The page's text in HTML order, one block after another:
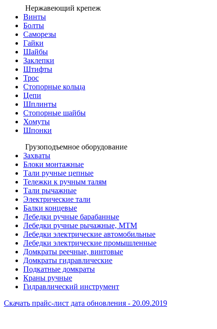
Нержавеющий крепеж
Винты
Болты
Саморезы
Гайки
Шайбы
Заклепки
Штифты
Трос
Стопорные кольца
Цепи
Шплинты
Стопорные шайбы
Хомуты
Шпонки
Грузоподъемное оборудование
Захваты
Блоки монтажные
Тали ручные цепные
Тележки к ручным талям
Тали рычажные
Электрические тали
Балки концевые
Лебедки ручные барабанные
Лебедки ручные рычажные, МТМ
Лебедки электрические автомобильные
Лебедки электрические промышленные
Домкраты реечные, винтовые
Домкраты гидравлические
Подкатные домкраты
Краны ручные
Гидравлический инструмент
Скачать прайс-лист дата обновления - 20.09.2019